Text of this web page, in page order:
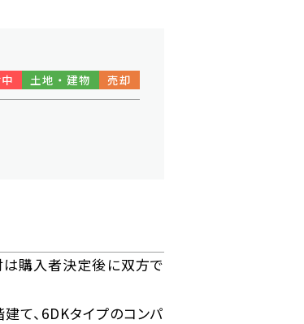
土地・建物 売却
は購入者決定後に双方で
て、6DKタイプのコンパ